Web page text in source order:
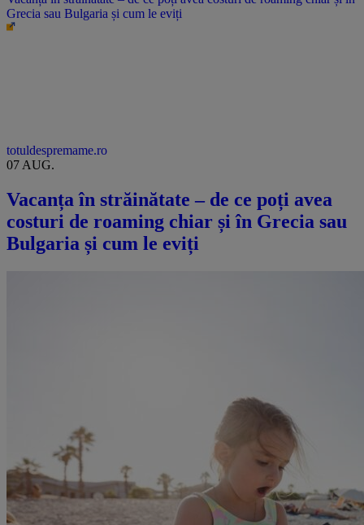
Grecia sau Bulgaria și cum le eviți
totuldespremame.ro
07 AUG.
Vacanța în străinătate – de ce poți avea
costuri de roaming chiar și în Grecia sau
Bulgaria și cum le eviți